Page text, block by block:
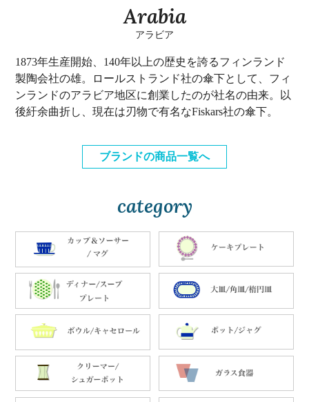
Arabia
アラビア
1873年生産開始、140年以上の歴史を誇るフィンランド
製陶会社の雄。ロールストランド社の傘下として、フィ
ンランドのアラビア地区に創業したのが社名の由来。以
後紆余曲折し、現在は刃物で有名なFiskars社の傘下。
ブランドの商品一覧へ
category